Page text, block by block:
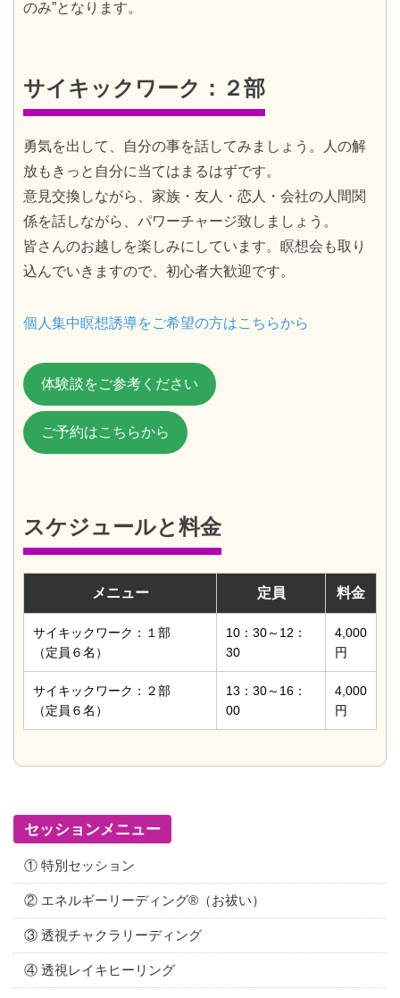
のみ”となります。
サイキックワーク：２部
勇気を出して、自分の事を話してみましょう。人の解
放もきっと自分に当てはまるはずです。
意見交換しながら、家族・友人・恋人・会社の人間関
係を話しながら、パワーチャージ致しましょう。
皆さんのお越しを楽しみにしています。瞑想会も取り
込んでいきますので、初心者大歓迎です。
個人集中瞑想誘導をご希望の方はこちらから
体験談をご参考ください
ご予約はこちらから
スケジュールと料金
メニュー 定員 料金
サイキックワーク：１部
（定員６名）
10：30～12：
30
4,000
円
サイキックワーク：２部
（定員６名）
13：30～16：
00
4,000
円
セッションメニュー
① 特別セッション
② エネルギーリーディング®（お祓い）
③ 透視チャクラリーディング
④ 透視レイキヒーリング